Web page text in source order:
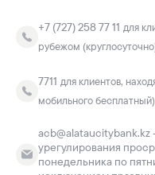
+7 (727) 258 77 11 для
рубежом
7711 для клиентов,
мобильного бесплатный)
acb@alataucitybank.kz
урегулирования
понедельника по